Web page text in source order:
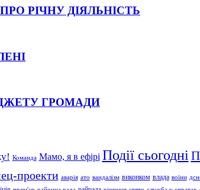
РІЧНУ ДІЯЛЬНІСТЬ
ГРОМАДИ
Команда Мамо, я в ефірі Події сьогодні
проекти аварія ато вандалізм виконком влада воїни